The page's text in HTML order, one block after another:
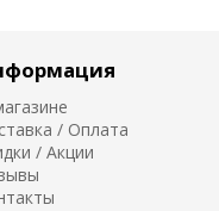
/ Оплата
/ Акции